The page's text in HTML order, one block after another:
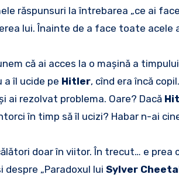
răspunsuri la întrebarea „ce ai
lui. Înainte de a face toate acele
că ai acces la o mașină a
a îl ucide pe Hitler, cînd era încă copil.
ai rezolvat problema. Oare? Dacă
în timp să îl ucizi? Habar n-ai
doar în viitor. În trecut… e prea
despre „Paradoxul lui Sylver